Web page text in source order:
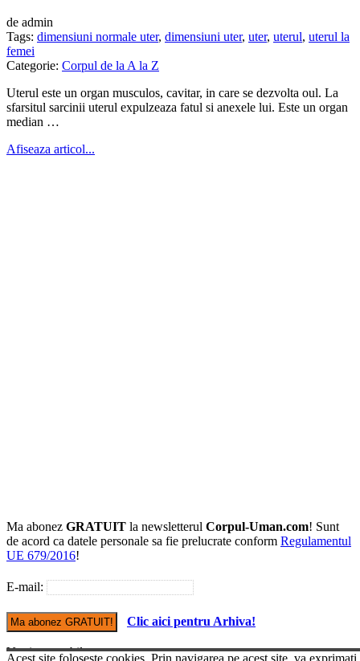
de admin
Tags: dimensiuni normale uter, dimensiuni uter, uter, uterul, uterul la
femei
Categorie: Corpul de la A la Z
Uterul este un organ musculos, cavitar, in care se dezvolta oul. La
sfarsitul sarcinii uterul expulzeaza fatul si anexele lui. Este un organ
median …
Afiseaza articol...
Ma abonez GRATUIT la newsletterul Corpul-Uman.com! Sunt
de acord ca datele personale sa fie prelucrate conform Regulamentul
UE 679/2016!
E-mail:
Clic aici pentru Arhiva!
Versiune mobile
Acest site foloseste cookies. Prin navigarea pe acest site, va exprimati